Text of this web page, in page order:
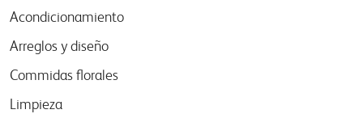
Acondicionamiento
Arreglos y diseño
Commidas florales
Limpieza